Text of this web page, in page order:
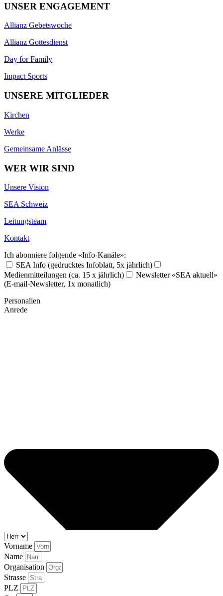
UNSER ENGAGEMENT
Allianz Gebetswoche
Allianz Gottesdienst
Day for Family
Impact Sports
UNSERE MITGLIEDER
Kirchen
Werke
Gemeinsame Anlässe
WER WIR SIND
Unsere Vision
SEA Schweiz
Leitungsteam
Kontakt
Ich abonniere folgende «Info-Kanäle»:
SEA Info (gedrucktes Infoblatt, 5x jährlich)
Medienmitteilungen (ca. 15 x jährlich)
Newsletter «SEA aktuell»
(E-mail-Newsletter, 1x monatlich)
Personalien
Anrede
Vorname
Name
Organisation
Strasse
PLZ